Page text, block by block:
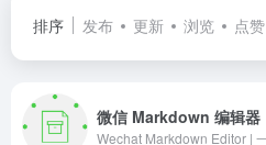
排序 发布 更新 浏览 点赞
微信 Markdown 编辑器